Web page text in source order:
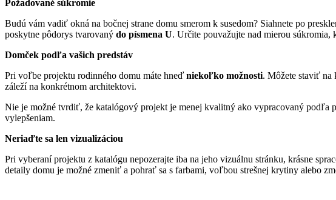
Požadované súkromie
Budú vám vadiť okná na bočnej strane domu smerom k susedom? Siahnete po
poskytne pôdorys tvarovaný do písmena U. Určite pouvažujte nad mierou
Domček podľa vašich predstáv
Pri voľbe projektu rodinného domu máte hneď niekoľko možnosti. Môžete staviť na
záleží na konkrétnom architektovi.
Nie je možné tvrdiť, že katalógový projekt je menej kvalitný ako vypracovaný podľa
vylepšeniam.
Neriaďte sa len vizualizáciou
Pri vyberaní projektu z katalógu nepozerajte iba na jeho vizuálnu stránku, krásne
detaily domu je možné zmeniť a pohrať sa s farbami, voľbou strešnej krytiny alebo